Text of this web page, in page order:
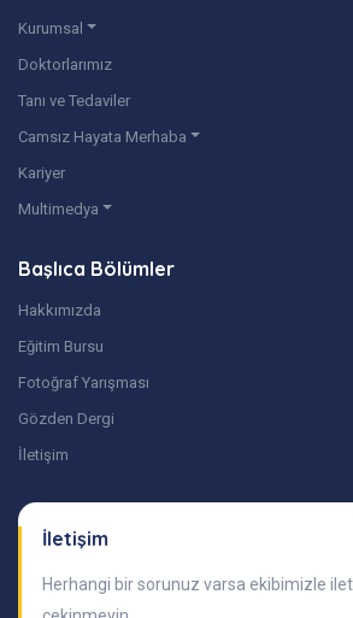
Kurumsal
Doktorlarımız
Tanı ve Tedaviler
Camsız Hayata Merhaba
Kariyer
Multimedya
Başlıca Bölümler
Hakkımızda
Eğitim Bursu
Fotoğraf Yarışması
Gözden Dergi
İletişim
İletişim
Herhangi bir sorunuz varsa ekibimizle